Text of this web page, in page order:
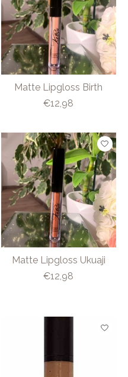
Matte Lipgloss Birth
€12,98
Matte Lipgloss Ukuaji
€12,98